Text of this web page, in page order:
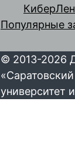
Популярные
© 2013-2026
университет